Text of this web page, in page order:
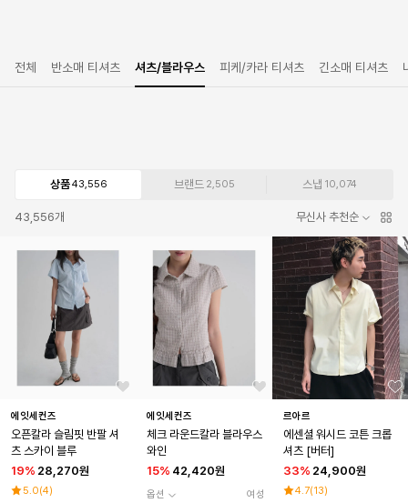
전체 반소매 티셔츠 셔츠/블라우스 피케/카라 티셔츠 긴소매 티셔츠
상품43,556 브랜드 2,505 스냅 10,074
43,556개 무신사 추천순
에잇세컨즈
오픈칼라 슬림핏 반팔 셔
츠 스카이 블루
19% 28,270원
5.0(4)
에잇세컨즈
체크 라운드칼라 블라우스
와인
15% 42,420원
옵션 여성
르아르
에센셜 워시드 코튼 크롭
셔츠 [버터]
33% 24,900원
4.7(13)